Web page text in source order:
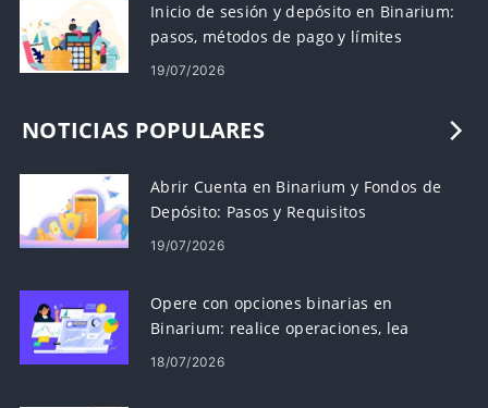
Inicio de sesión y depósito en Binarium:
pasos, métodos de pago y límites
19/07/2026
NOTICIAS POPULARES
Abrir Cuenta en Binarium y Fondos de
Depósito: Pasos y Requisitos
19/07/2026
Opere con opciones binarias en
Binarium: realice operaciones, lea
gráficos, administre el riesgo
18/07/2026